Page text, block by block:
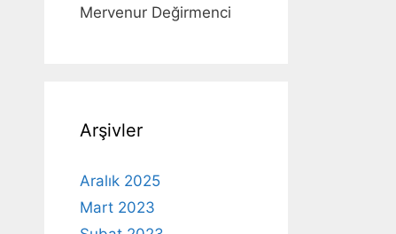
Mervenur Değirmenci
Arşivler
Aralık 2025
Mart 2023